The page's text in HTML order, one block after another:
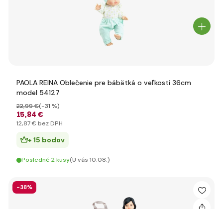
PAOLA REINA Oblečenie pre bábätká o veľkosti 36cm
model 54127
15,84 €
22,99 €(-31 %)
12,87 € bez DPH
+ 15 bodov
Posledné 2 kusy(U vás 10.08.)
-38%